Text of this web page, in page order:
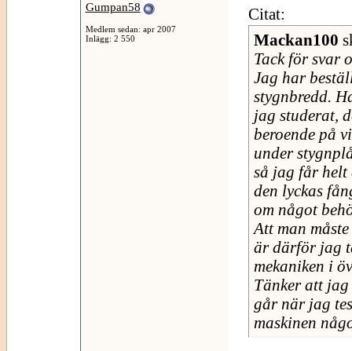
Gumpan58
Medlem sedan: apr 2007
Inlägg: 2 550
Citat:
Mackan100
Tack för svar
Jag har
stygnbredd.
jag studerat,
beroende på
under
så jag får helt
den lyckas
om något
Att man
är därför jag
mekaniken i
Tänker att
går när jag
maskinen